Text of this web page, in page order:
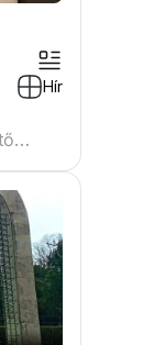
Hír